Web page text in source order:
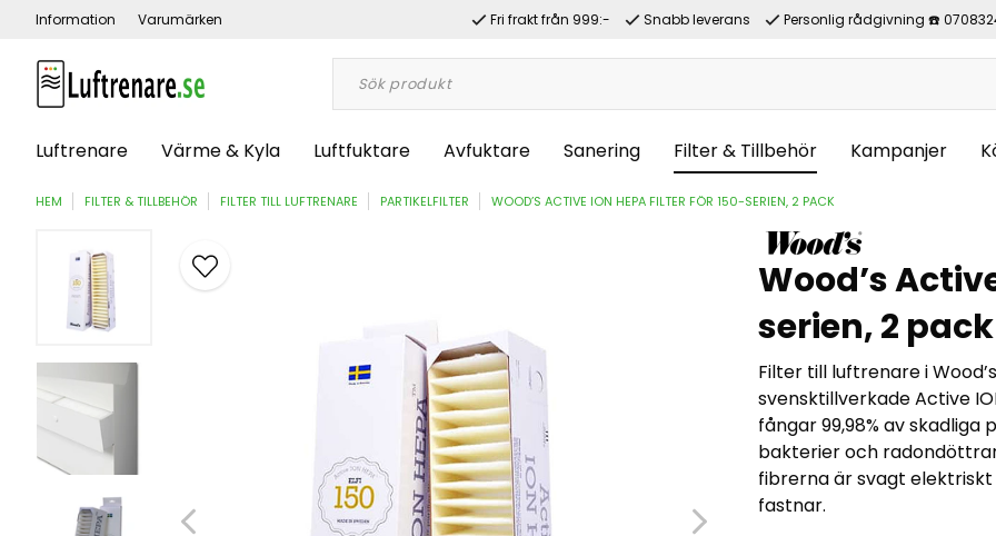
Information Varumärken Fri frakt från 999:- Snabb leverans Personlig rådgivning ☎️
Luftrenare Värme & Kyla Luftfuktare Avfuktare Sanering Filter & Tillbehör Kampanjer
HEM FILTER & TILLBEHÖR FILTER TILL LUFTRENARE PARTIKELFILTER WOOD’S ACTIVE ION HEPA FILTER FÖR 150-SERIEN, 2 PACK
Wood’s
serien, 2 pack
Filter till luftrenare i Wood’s
svensktillverkade Active
fångar 99,98% av
bakterier och
fibrerna är svagt
fastnar.